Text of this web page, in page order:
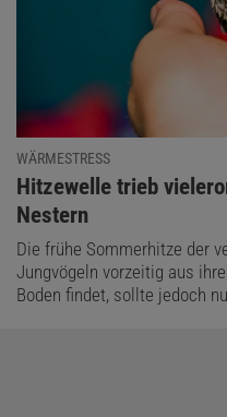
WÄRMESTRESS
:
Hitzewelle trieb
Nestern
Die frühe Sommerhitze der
Jungvögeln vorzeitig aus
Boden findet, sollte jedoch